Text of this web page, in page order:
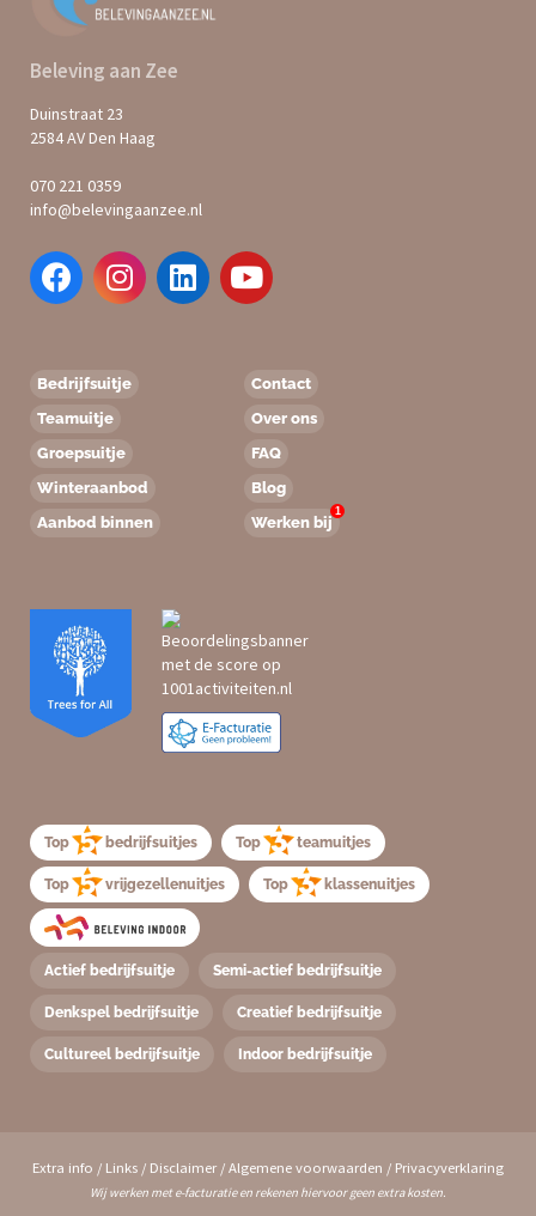
Beleving aan Zee
Duinstraat 23
2584 AV Den Haag
070 221 0359
info@belevingaanzee.nl
Bedrijfsuitje
Teamuitje
Groepsuitje
Winteraanbod
Aanbod binnen
Contact
Over ons
FAQ
Blog
Werken bij
1
Top bedrijfsuitjes Top teamuitjes
Top vrijgezellenuitjes Top klassenuitjes
Actief bedrijfsuitje Semi-actief bedrijfsuitje
Denkspel bedrijfsuitje Creatief bedrijfsuitje
Cultureel bedrijfsuitje Indoor bedrijfsuitje
Extra info / Links / Disclaimer / Algemene voorwaarden / Privacyverklaring
Wij werken met e-facturatie en rekenen hiervoor geen extra kosten.